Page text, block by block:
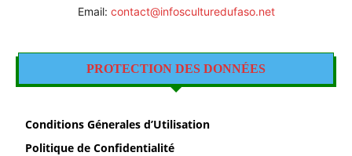
Email: contact@infosculturedufaso.net
PROTECTION DES DONNÉES
Conditions Génerales d’Utilisation
Politique de Confidentialité